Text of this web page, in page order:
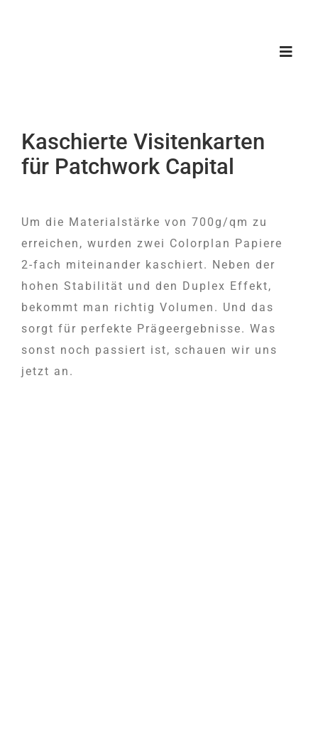
Kaschierte Visitenkarten
für Patchwork Capital
Um die Materialstärke von 700g/qm zu
erreichen, wurden zwei Colorplan Papiere
2-fach miteinander kaschiert. Neben der
hohen Stabilität und den Duplex Effekt,
bekommt man richtig Volumen. Und das
sorgt für perfekte Prägeergebnisse. Was
sonst noch passiert ist, schauen wir uns
jetzt an.